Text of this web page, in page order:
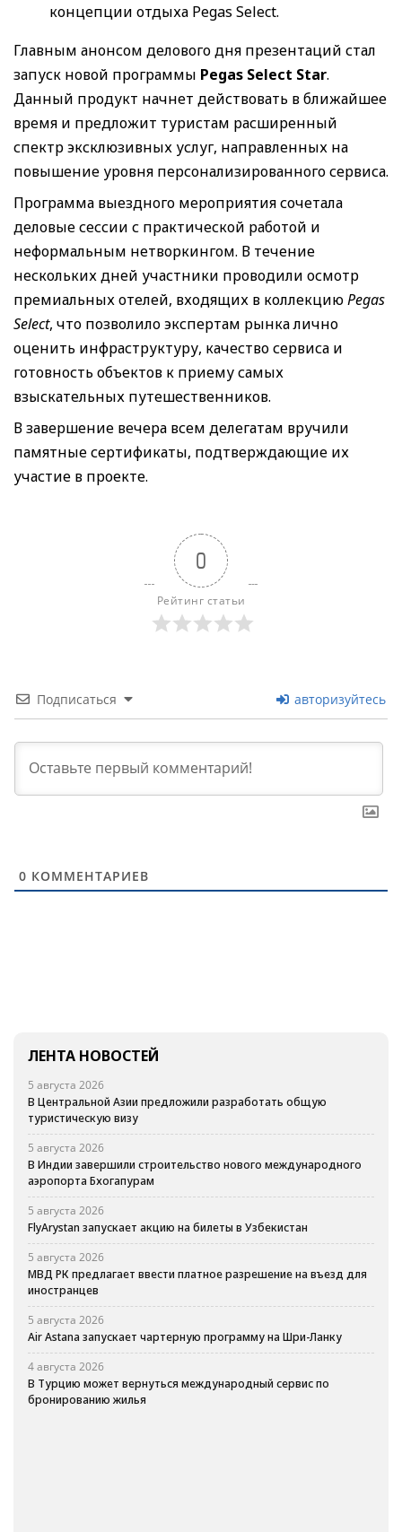
концепции отдыха Pegas Select.
Главным анонсом делового дня презентаций стал
запуск новой программы Pegas Select Star.
Данный продукт начнет действовать в ближайшее
время и предложит туристам расширенный
спектр эксклюзивных услуг, направленных на
повышение уровня персонализированного сервиса.
Программа выездного мероприятия сочетала
деловые сессии с практической работой и
неформальным нетворкингом. В течение
нескольких дней участники проводили осмотр
премиальных отелей, входящих в коллекциюPegas
Select, что позволило экспертам рынка лично
оценить инфраструктуру, качество сервиса и
готовность объектов к приему самых
взыскательных путешественников.
В завершение вечера всем делегатам вручили
памятные сертификаты, подтверждающие их
участие в проекте.
0
Рейтинг статьи
Подписаться авторизуйтесь
0 КОММЕНТАРИЕВ
ЛЕНТА НОВОСТЕЙ
5 августа 2026
В Центральной Азии предложили разработать общую
туристическую визу
5 августа 2026
В Индии завершили строительство нового международного
аэропорта Бхогапурам
5 августа 2026
FlyArystan запускает акцию на билеты в Узбекистан
5 августа 2026
МВД РК предлагает ввести платное разрешение на въезд для
иностранцев
5 августа 2026
Air Astana запускает чартерную программу на Шри-Ланку
4 августа 2026
В Турцию может вернуться международный сервис по
бронированию жилья